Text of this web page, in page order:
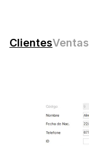
ClientesVentas